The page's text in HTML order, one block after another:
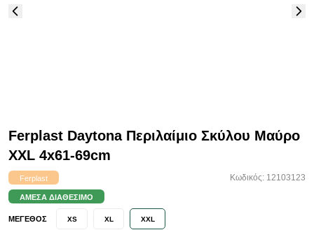
Ferplast Daytona Περιλαίμιο Σκύλου Μαύρο
XXL 4x61-69cm
Ferplast Κωδικός: 12103123
ΆΜΕΣΑ ΔΙΑΘΈΣΙΜΟ
ΜΈΓΕΘΟΣ XS XL XXL